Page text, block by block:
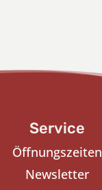
Service
Öffnungszeiten
Newsletter